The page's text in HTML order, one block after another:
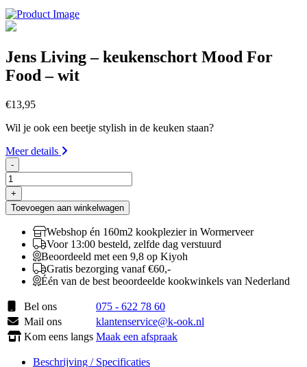
Jens Living – keukenschort Mood For
Food – wit
€13,95
Wil je ook een beetje stylish in de keuken staan?
Meer details
-
Jens
Living
-
keukenschort
+
Toevoegen aan winkelwagen
Webshop én 160m2 kookplezier in Wormerveer
Voor 13:00 besteld, zelfde dag verstuurd
Beoordeeld met een 9,8 op Kiyoh
Gratis bezorging vanaf €60,-
Één van de best beoordeelde kookwinkels van Nederland
Bel ons
075 - 622 78 60
Mail ons
klantenservice@k-ook.nl
Kom eens langs Maak een afspraak
Beschrijving / Specificaties